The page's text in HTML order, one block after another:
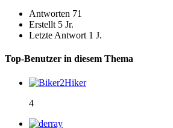
Antworten 71
Erstellt 5 Jr.
Letzte Antwort 1 J.
Top-Benutzer in diesem Thema
4